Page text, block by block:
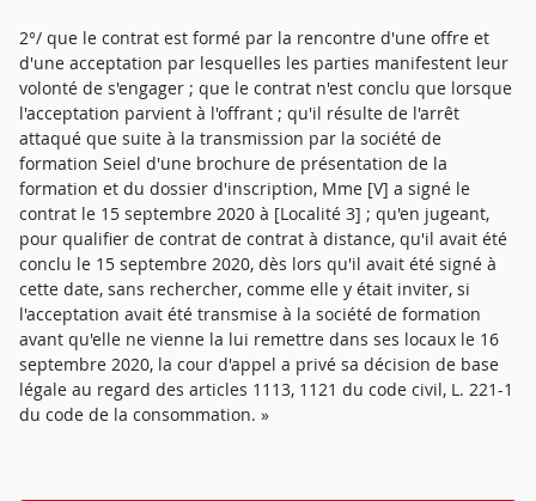
2°/ que le contrat est formé par la rencontre d'une offre et
d'une acceptation par lesquelles les parties manifestent leur
volonté de s'engager ; que le contrat n'est conclu que lorsque
l'acceptation parvient à l'offrant ; qu'il résulte de l'arrêt
attaqué que suite à la transmission par la société de
formation Seiel d'une brochure de présentation de la
formation et du dossier d'inscription, Mme [V] a signé le
contrat le 15 septembre 2020 à [Localité 3] ; qu'en jugeant,
pour qualifier de contrat de contrat à distance, qu'il avait été
conclu le 15 septembre 2020, dès lors qu'il avait été signé à
cette date, sans rechercher, comme elle y était inviter, si
l'acceptation avait été transmise à la société de formation
avant qu'elle ne vienne la lui remettre dans ses locaux le 16
septembre 2020, la cour d'appel a privé sa décision de base
légale au regard des articles 1113, 1121 du code civil, L. 221-1
du code de la consommation. »